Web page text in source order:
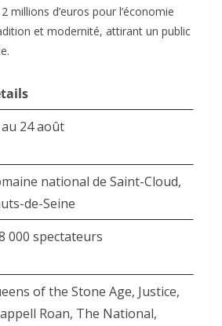
millions d’euros pour l’économie
et modernité, attirant un public
24 août
national de Saint-Cloud,
de-Seine
000 spectateurs
of the Stone Age, Justice,
Roan, The National,